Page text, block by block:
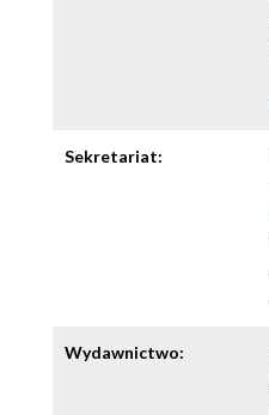
Sekretariat:
Wydawnictwo: